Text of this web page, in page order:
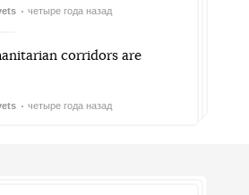
четыре года назад
corridors are
четыре года назад